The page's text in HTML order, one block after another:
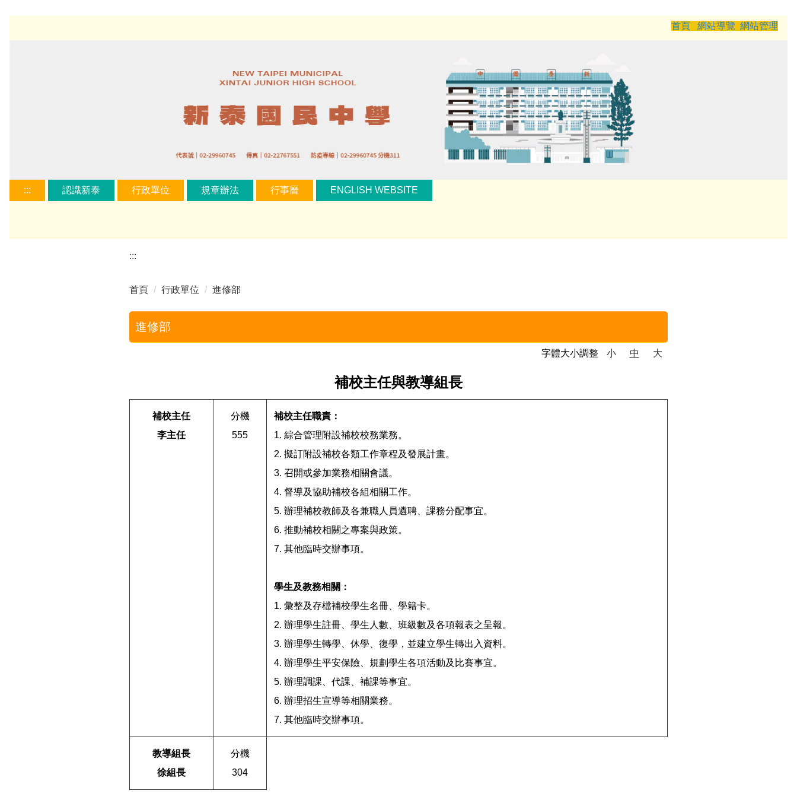
首頁 網站導覽 網站管理
::: 認識新泰 行政單位 規章辦法 行事曆 ENGLISH WEBSITE
:::
首頁 行政單位 進修部
進修部
字體大小調整 小 中 大
補校主任與教導組長
補校主任
李主任
分機
555
補校主任職責：
1. 綜合管理附設補校校務業務。
2. 擬訂附設補校各類工作章程及發展計畫。
3. 召開或參加業務相關會議。
4. 督導及協助補校各組相關工作。
5. 辦理補校教師及各兼職人員遴聘、課務分配事宜。
6. 推動補校相關之專案與政策。
7. 其他臨時交辦事項。
學生及教務相關：
1. 彙整及存檔補校學生名冊、學籍卡。
2. 辦理學生註冊、學生人數、班級數及各項報表之呈報。
3. 辦理學生轉學、休學、復學，並建立學生轉出入資料。
4. 辦理學生平安保險、規劃學生各項活動及比賽事宜。
5. 辦理調課、代課、補課等事宜。
6. 辦理招生宣導等相關業務。
7. 其他臨時交辦事項。
教導組長
徐組長
分機
304